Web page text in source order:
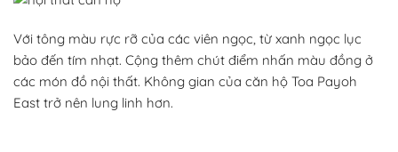
Với tông màu rực rỡ của các viên ngọc, từ xanh ngọc lục
bảo đến tím nhạt. Cộng thêm chút điểm nhấn màu đồng ở
các món đồ nội thất. Không gian của căn hộ Toa Payoh
East trở nên lung linh hơn.